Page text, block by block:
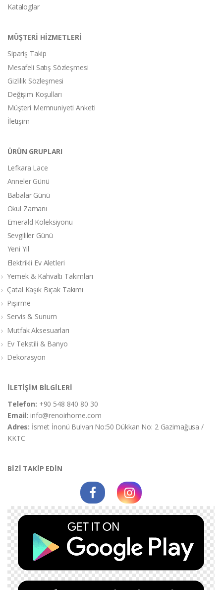
Kataloglar
MÜŞTERİ HİZMETLERİ
Sipariş Takip
Mesafeli Satış Sözleşmesi
Gizlilik Sözleşmesi
Değişim Koşulları
Müşteri Memnuniyeti Anketi
İletişim
ÜRÜN GRUPLARI
Lefkara Lace
Anneler Günü
Babalar Günü
Okul Zamanı
Emerald Koleksiyonu
Sevgililer Günü
Yeni Yıl
Elektrikli Ev Aletleri
Yemek & Kahvaltı Takımları
Çatal Kaşık Bıçak Takımı
Pişirme
Servis & Sunum
Mutfak Aksesuarları
Ev Tekstili & Banyo
Dekorasyon
İLETİŞİM BİLGİLERİ
Telefon: +90 548 840 80 30
Email:info@renoirhome.com
Adres: İsmet İnonü Bulvarı No:50 Dükkan No: 2 Gazimağusa /
KKTC
BİZİ TAKİP EDİN